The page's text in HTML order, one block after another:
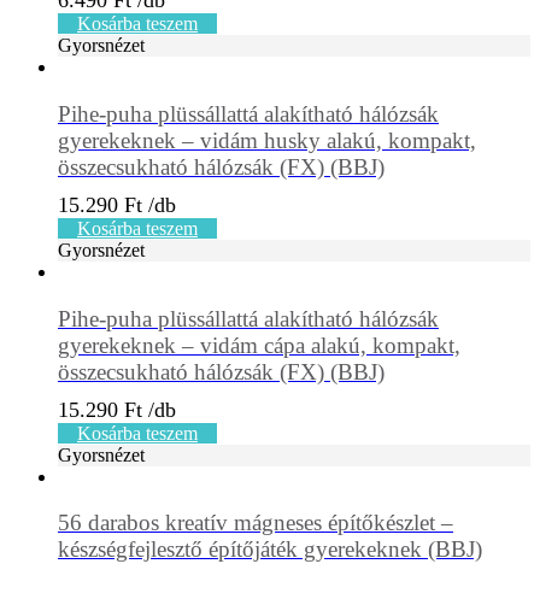
Kosárba teszem
Gyorsnézet
Pihe-puha plüssállattá alakítható hálózsák
gyerekeknek – vidám husky alakú, kompakt,
összecsukható hálózsák (FX) (BBJ)
15.290 Ft
Kosárba teszem
Gyorsnézet
Pihe-puha plüssállattá alakítható hálózsák
gyerekeknek – vidám cápa alakú, kompakt,
összecsukható hálózsák (FX) (BBJ)
15.290 Ft
Kosárba teszem
Gyorsnézet
56 darabos kreatív mágneses építőkészlet –
készségfejlesztő építőjáték gyerekeknek (BBJ)